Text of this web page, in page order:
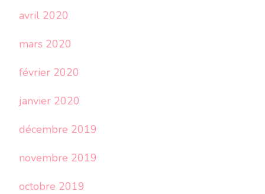
avril 2020
mars 2020
février 2020
janvier 2020
décembre 2019
novembre 2019
octobre 2019